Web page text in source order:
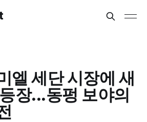
엘 세단 시장에 새
장...동펑 보야의